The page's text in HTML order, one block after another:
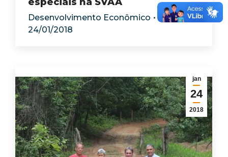
Desenvolvimento Econômico
24/01/2018
jan
24
2018